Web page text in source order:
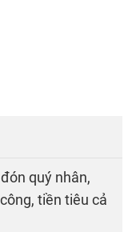
quý nhân,
tiền tiêu cả